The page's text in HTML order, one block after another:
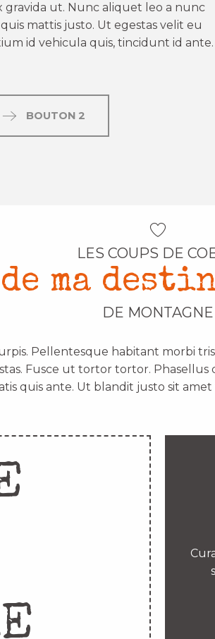
ut. Nunc aliquet leo a nunc
mattis justo. Ut egestas velit eu
id vehicula quis, tincidunt id ante.
BOUTON 2
LES COUPS DE
de ma
DE MONTAGNE
Pellentesque habitant morbi
Fusce ut tortor tortor.
quis ante. Ut blandit justo sit